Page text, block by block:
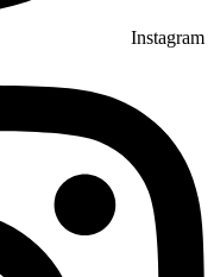
Instagram